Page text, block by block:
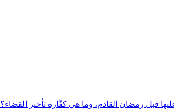
رمضان القادم، وما هي كفَّارة تأخير القضاء؟